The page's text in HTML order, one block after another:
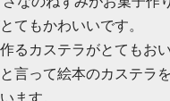
てもかわいいです。
るカステラがとてもお
言って絵本のカステラ
ます。